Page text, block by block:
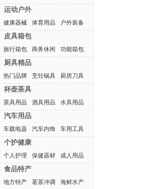
运动户外
健康器械 体育用品 户外装备
皮具箱包
旅行箱包 商务休闲 功能箱包
厨具精品
热门品牌 烹饪锅具 厨房刀具
杯壶茶具
茶具用品 酒具用品 水具用品
汽车用品
车载电器 汽车内饰 车用工具
个护健康
个人护理 保健器材 成人用品
食品特产
地方特产 茗茶冲调 海鲜水产